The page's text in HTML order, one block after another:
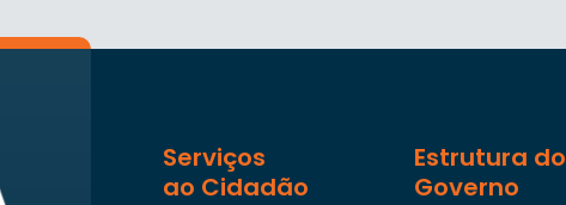
Serviços
ao Cidadão
Estrutura do
Governo